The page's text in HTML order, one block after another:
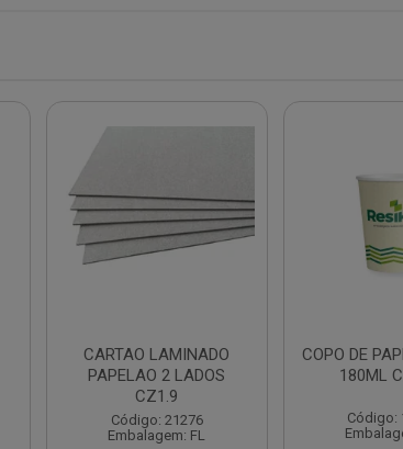
CARTAO LAMINADO
PAPELAO 2 LADOS
CZ1.9
Código: 21276
Embalagem: FL
COPO DE
180ML
Código: